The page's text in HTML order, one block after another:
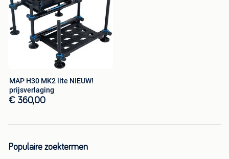
MAP H30 MK2 lite NIEUW!
prijsverlaging
€ 360,00
Populaire zoektermen